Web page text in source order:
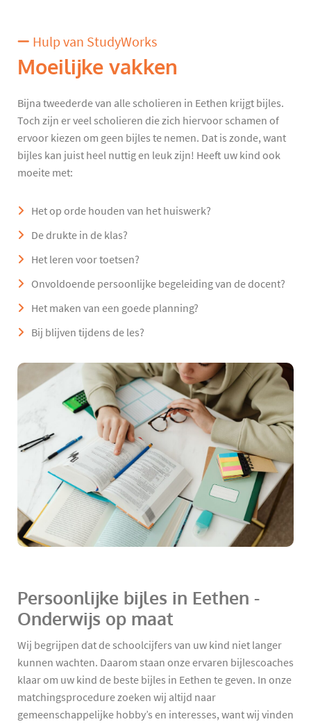
Hulp van StudyWorks
Moeilijke vakken
Bijna tweederde van alle scholieren in Eethen krijgt bijles.
Toch zijn er veel scholieren die zich hiervoor schamen of
ervoor kiezen om geen bijles te nemen. Dat is zonde, want
bijles kan juist heel nuttig en leuk zijn! Heeft uw kind ook
moeite met:
Het op orde houden van het huiswerk?
De drukte in de klas?
Het leren voor toetsen?
Onvoldoende persoonlijke begeleiding van de docent?
Het maken van een goede planning?
Bij blijven tijdens de les?
Persoonlijke bijles in Eethen -
Onderwijs op maat
Wij begrijpen dat de schoolcijfers van uw kind niet langer
kunnen wachten. Daarom staan onze ervaren bijlescoaches
klaar om uw kind de beste bijles in Eethen te geven. In onze
matchingsprocedure zoeken wij altijd naar
gemeenschappelijke hobby’s en interesses, want wij vinden